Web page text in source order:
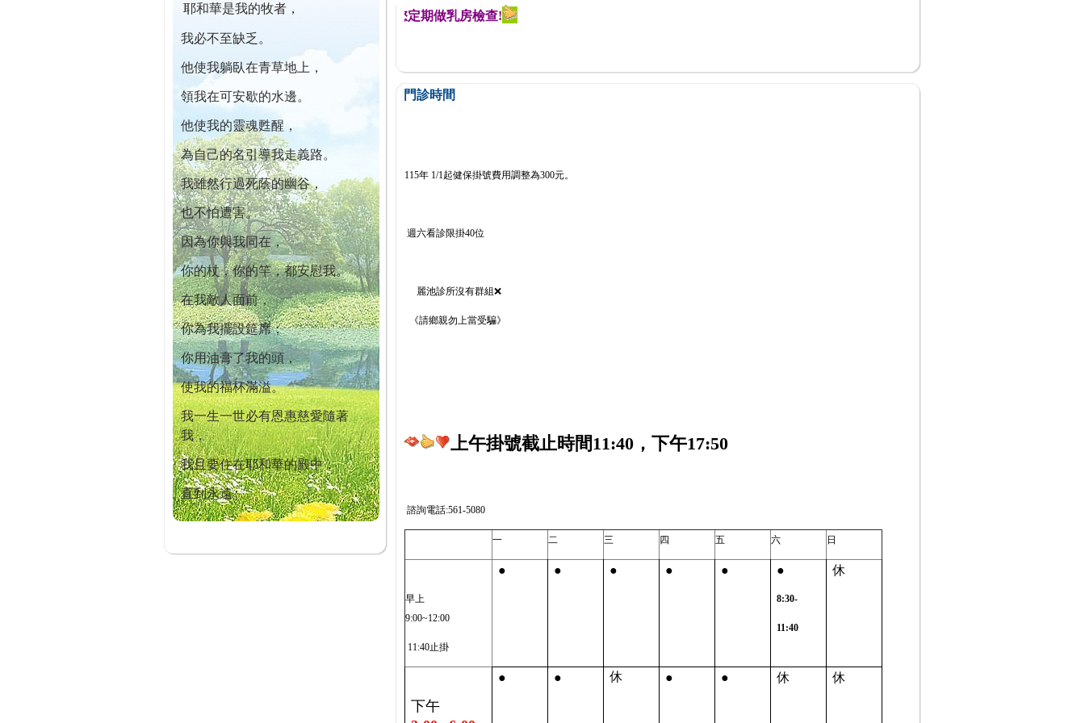
耶和華是我的牧者，
我必不至缺乏。
他使我躺臥在青草地上，
領我在可安歇的水邊。
他使我的靈魂甦醒，
為自己的名引導我走義路。
我雖然行過死蔭的幽谷，
也不怕遭害。
因為你與我同在，
你的杖，你的竿，都安慰我。
在我敵人面前，
你為我擺設筵席；
你用油膏了我的頭，
使我的福杯滿溢。
我一生一世必有恩惠慈愛隨著
我，
我且要住在耶和華的殿中，
直到永遠。
本院自開幕迄今已篩檢出1700位乳癌患者,提醒您定期做乳房檢查!
門診時間
115年 1/1起健保掛號費用調整為300元。
週六看診限掛40位
麗池診所沒有群組❌
《請鄉親勿上當受騙》
上午掛號截止時間11:40，下午17:50
諮詢電話:561-5080
一 二 三 四 五 六 日
早上
9:00~12:00
11:40止掛
● ● ● ● ● ●
8:30-
11:40
休
下午
● ● 休 ● ● 休 休